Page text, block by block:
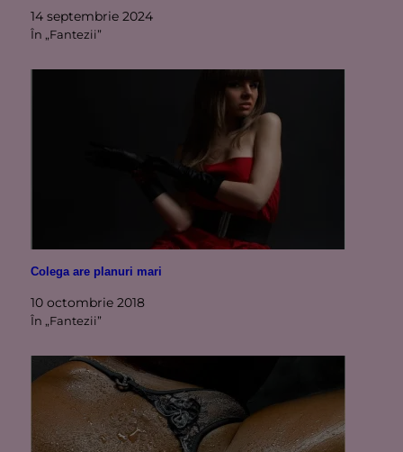
14 septembrie 2024
În „Fantezii”
Colega are planuri mari
10 octombrie 2018
În „Fantezii”